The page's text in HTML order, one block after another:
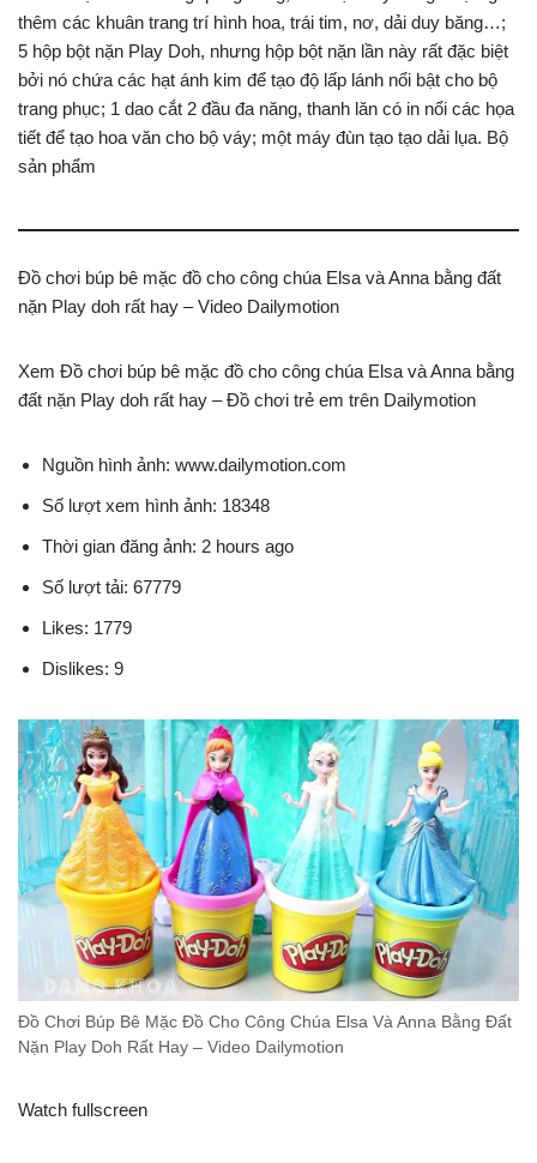
thêm các khuân trang trí hình hoa, trái tim, nơ, dải duy băng…;
5 hộp bột nặn Play Doh, nhưng hộp bột nặn lần này rất đặc biệt
bởi nó chứa các hạt ánh kim để tạo độ lấp lánh nổi bật cho bộ
trang phục; 1 dao cắt 2 đầu đa năng, thanh lăn có in nổi các họa
tiết để tạo hoa văn cho bộ váy; một máy đùn tạo tạo dải lụa. Bộ
sản phẩm
Đồ chơi búp bê mặc đồ cho công chúa Elsa và Anna bằng đất
nặn Play doh rất hay – Video Dailymotion
Xem Đồ chơi búp bê mặc đồ cho công chúa Elsa và Anna bằng
đất nặn Play doh rất hay – Đồ chơi trẻ em trên Dailymotion
Nguồn hình ảnh: www.dailymotion.com
Số lượt xem hình ảnh: 18348
Thời gian đăng ảnh: 2 hours ago
Số lượt tải: 67779
Likes: 1779
Dislikes: 9
Đồ Chơi Búp Bê Mặc Đồ Cho Công Chúa Elsa Và Anna Bằng Đất
Nặn Play Doh Rất Hay – Video Dailymotion
Watch fullscreen